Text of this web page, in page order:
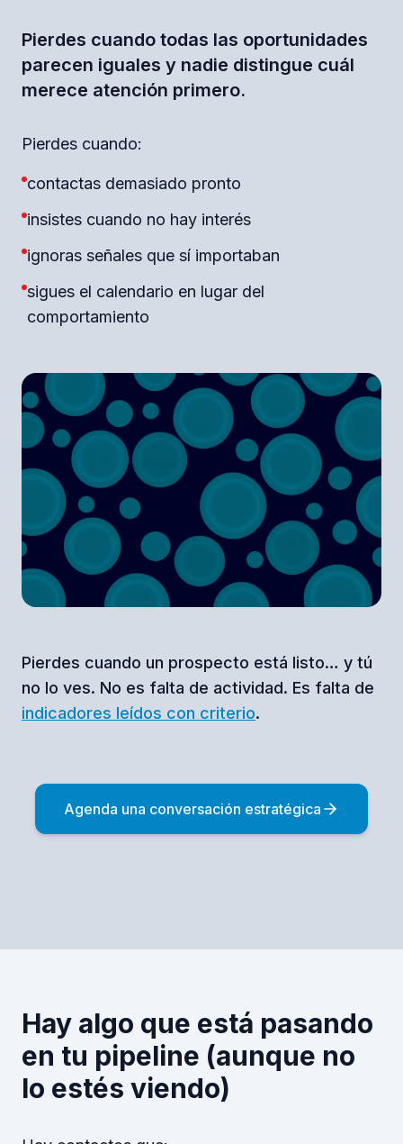
Pierdes cuando todas las oportunidades
parecen iguales y nadie distingue cuál
merece atención primero.
Pierdes cuando:
contactas demasiado pronto
insistes cuando no hay interés
ignoras señales que sí importaban
sigues el calendario en lugar del
comportamiento
Pierdes cuando un prospecto está listo… y tú
no lo ves. No es falta de actividad. Es falta de
indicadores leídos con criterio.
Agenda una conversación estratégica
Hay algo que está pasando
en tu pipeline (aunque no
lo estés viendo)